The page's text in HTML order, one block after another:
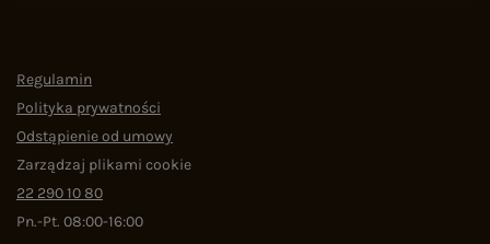
Regulamin
Polityka prywatności
Odstąpienie od umowy
Zarządzaj plikami cookie
22 290 10 80
Pn.-Pt. 08:00-16:00